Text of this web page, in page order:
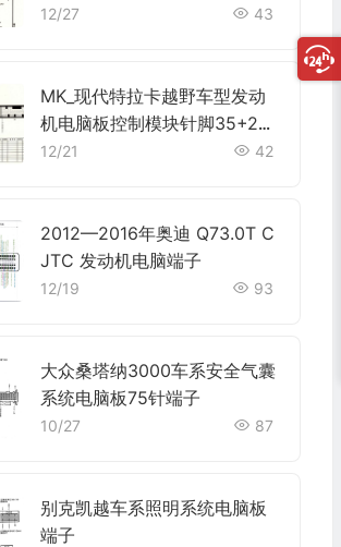
7针 端子图
12/27 43
MK_现代特拉卡越野车型发动
机电脑板控制模块针脚35+26
+28+30 端子图
12/21 42
2012—2016年奥迪 Q73.0T C
JTC 发动机电脑端子
12/19 93
大众桑塔纳3000车系安全气囊
系统电脑板75针端子
10/27 87
别克凯越车系照明系统电脑板
端子